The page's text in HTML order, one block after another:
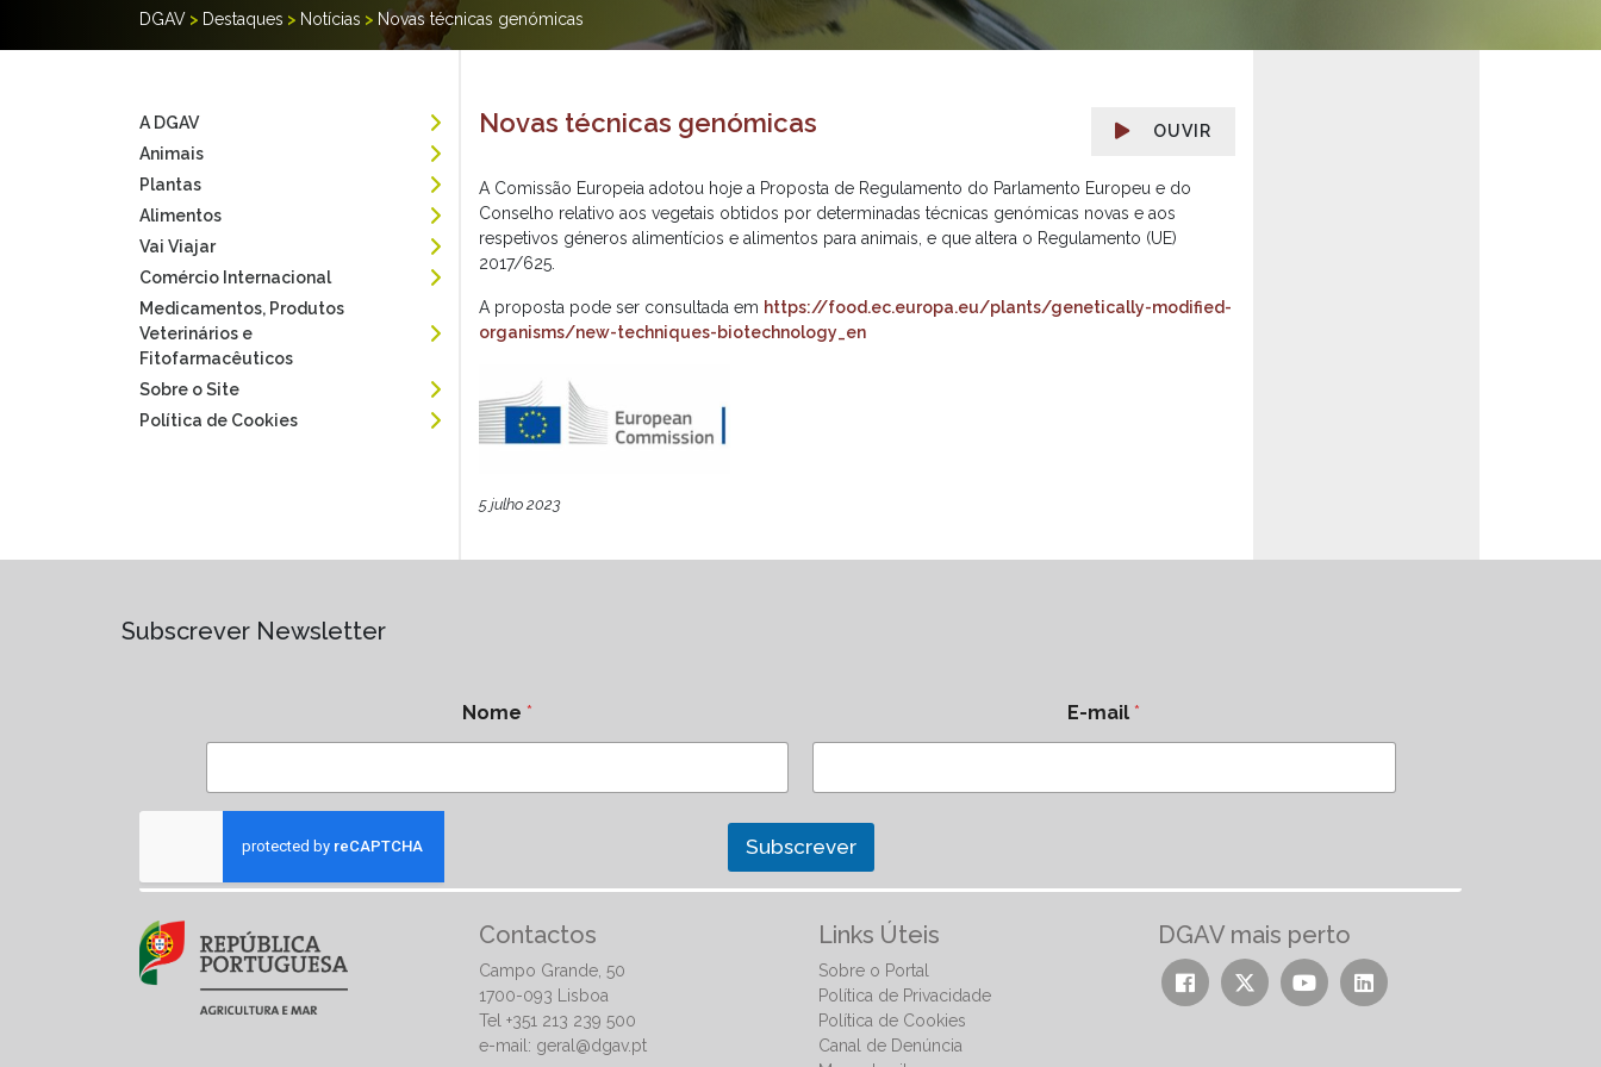
DGAV > Destaques > Notícias > Novas técnicas genómicas
A DGAV
Animais
Plantas
Alimentos
Vai Viajar
Comércio Internacional
Medicamentos, Produtos
Veterinários e
Fitofarmacêuticos
Sobre o Site
Política de Cookies
OUVIR
Novas técnicas genómicas
A Comissão Europeia adotou hoje a Proposta de Regulamento do Parlamento Europeu e do
Conselho relativo aos vegetais obtidos por determinadas técnicas genómicas novas e aos
respetivos géneros alimentícios e alimentos para animais, e que altera o Regulamento (UE)
2017/625.
A proposta pode ser consultada em https://food.ec.europa.eu/plants/genetically-modified-
organisms/new-techniques-biotechnology_en
5 julho 2023
Subscrever Newsletter
Nome * E-mail*
Subscrever
Contactos
Campo Grande, 50
1700-093 Lisboa
Tel +351 213 239 500
e-mail: geral@dgav.pt
Links Úteis
Sobre o Portal
Política de Privacidade
Política de Cookies
Canal de Denúncia
DGAV mais perto